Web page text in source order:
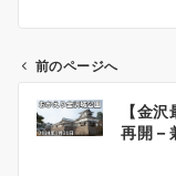
前のページへ
【金
再開 –